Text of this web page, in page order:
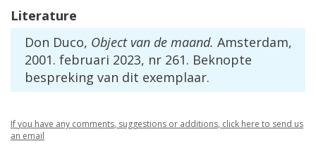
Literature
Don Duco, Object van de maand. Amsterdam,
2001. februari 2023, nr 261. Beknopte
bespreking van dit exemplaar.
Ifyou have any comments, suggestions or additions, click here to send us
an email